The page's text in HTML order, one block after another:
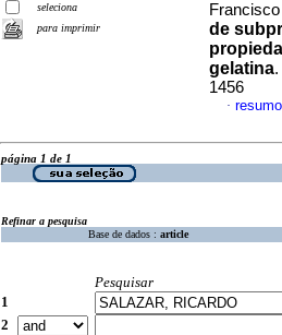
seleciona
para imprimir
de
gelatina.
1456
·
página 1 de 1
Refinar a pesquisa
Base de dados : article
Pesquisar
1
2